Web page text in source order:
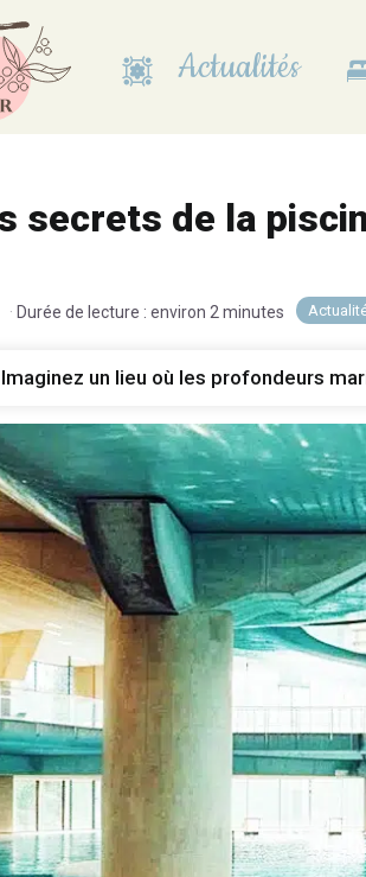
Actualités
secrets de la
· Durée de lecture : environ 2 minutes
Imaginez un lieu où les profondeurs